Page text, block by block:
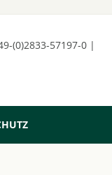
(0)2833-57197-0 |